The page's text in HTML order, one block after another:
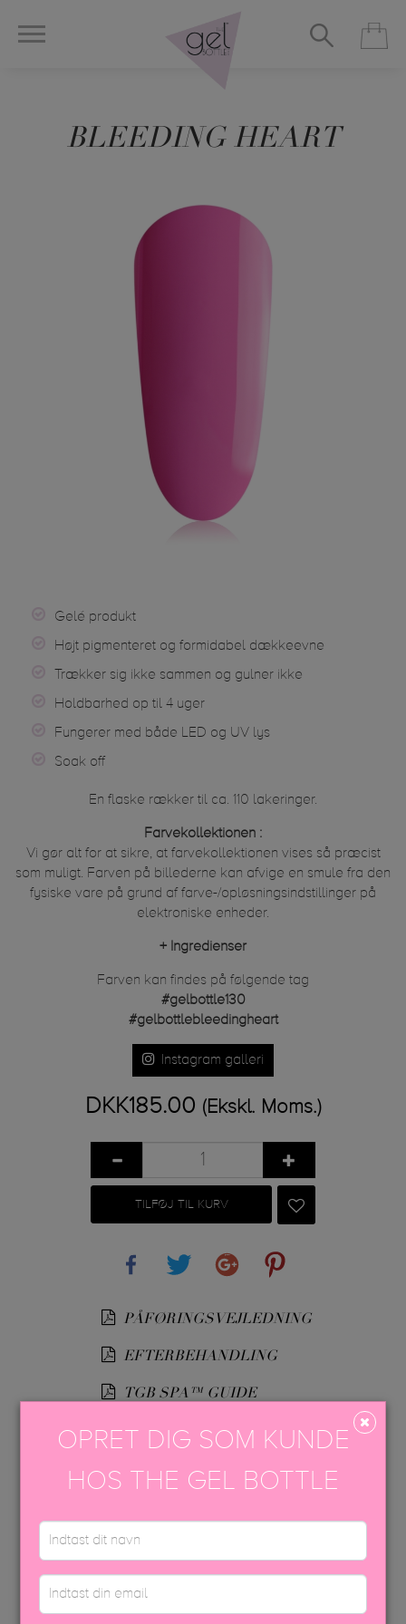
BLEEDING HEART
Gelé produkt
Højt pigmenteret og formidabel dækkeevne
Trækker sig ikke sammen og gulner ikke
Holdbarhed op til 4 uger
Fungerer med både LED og UV lys
Soak off
En flaske rækker til ca. 110 lakeringer.
Farvekollektionen :
Vi gør alt for at sikre, at farvekollektionen vises så præcist
som muligt. Farven på billederne kan afvige en smule fra den
fysiske vare på grund af farve-/opløsningsindstillinger på
elektroniske enheder.
+ Ingredienser
Farven kan findes på følgende tag
#gelbottle130
#gelbottlebleedingheart
Instagram galleri
DKK185.00 (Ekskl. Moms.)
TILFØJ TIL KURV
PÅFØRINGSVEJLEDNING
EFTERBEHANDLING
TGB SPA™ GUIDE
TGB SOFT BIAB™
USP FARVEBROCHURE
OPRET DIG SOM KUNDE
HOS THE GEL BOTTLE